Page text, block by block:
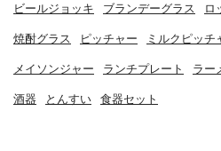
ビールジョッキ ブランデーグラス ロ
焼酎グラス ピッチャー ミルクピッチ
メイソンジャー ランチプレート ラー
酒器 とんすい 食器セット